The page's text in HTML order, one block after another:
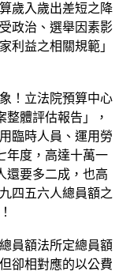
歲入歲出差短之降
政治、選舉因素影
利益之相關規範」
！立法院預算中心
體評估報告」，
臨時人員、運用勞
年度，高達十萬一
還要多二成，也高
四五六人總員額之
員額法所定總員額
卻相對應的以公費